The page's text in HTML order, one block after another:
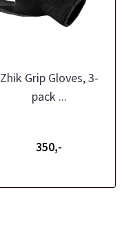
Zhik Grip Gloves, 3-
pack ...
350,-